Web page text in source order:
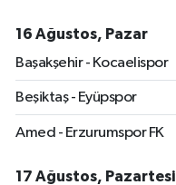
16 Ağustos, Pazar
Başakşehir - Kocaelispor
Beşiktaş - Eyüpspor
Amed - Erzurumspor FK
17 Ağustos, Pazartesi